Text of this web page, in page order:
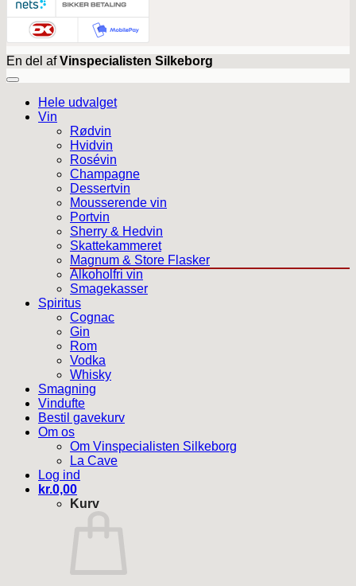
En del afVinspecialisten Silkeborg
Hele udvalget
Vin
Rødvin
Hvidvin
Rosévin
Champagne
Dessertvin
Mousserende vin
Portvin
Sherry & Hedvin
Skattekammeret
Magnum & Store Flasker
Alkoholfri vin
Smagekasser
Spiritus
Cognac
Gin
Rom
Vodka
Whisky
Smagning
Vindufte
Bestil gavekurv
Om os
Om Vinspecialisten Silkeborg
La Cave
Log ind
kr.0,00
Kurv